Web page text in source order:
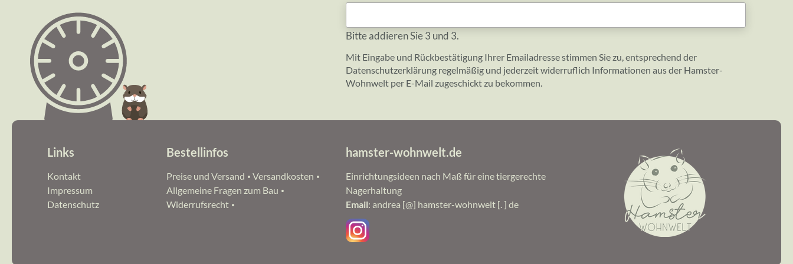
Bitte addieren Sie 3 und 3.
Mit Eingabe und Rückbestätigung Ihrer Emailadresse stimmen Sie zu, entsprechend der
Datenschutzerklärungregelmäßig und jederzeit widerruflich Informationen aus der Hamster-
Wohnwelt per E-Mail zugeschickt zu bekommen.
Links
Navigation
überspringen
Kontakt
Impressum
Datenschutz
Bestellinfos
Navigation
überspringen
Preise und Versand
Versandkosten
Allgemeine Fragen zum Bau
Widerrufsrecht
hamster-wohnwelt.de
Einrichtungsideen nach Maß für eine tiergerechte
Nagerhaltung
Email: andrea [@] hamster-wohnwelt [. ] de